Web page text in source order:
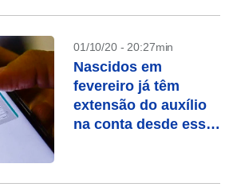
01/10/20 - 20:27min
Nascidos em
fevereiro já têm
extensão do auxílio
na conta desde essa